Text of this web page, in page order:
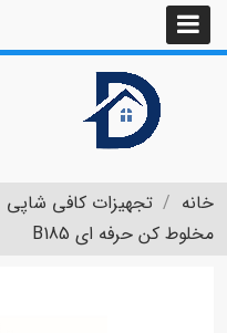
خانه تجهیزات کافی شاپی
مخلوط کن حرفه ای B185